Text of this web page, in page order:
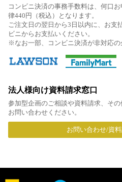
コンビニ決済の事務手数料は、何口
律440円（税込）となります。
ご注文日の翌日から3日以内に、お支
ビニからお支払いください。
※なお一部、コンビニ決済が非対応の
法人様向け資料請求窓口
参加型企画のご相談や資料請求、そ
お問い合わせください。
お問い合わせ/資